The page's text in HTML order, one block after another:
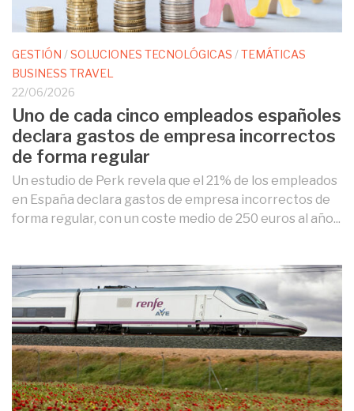
GESTIÓN /SOLUCIONES TECNOLÓGICAS /TEMÁTICAS
BUSINESS TRAVEL
22/06/2026
Uno de cada cinco empleados españoles
declara gastos de empresa incorrectos
de forma regular
Un estudio de Perk revela que el 21% de los empleados
en España declara gastos de empresa incorrectos de
forma regular, con un coste medio de 250 euros al año...